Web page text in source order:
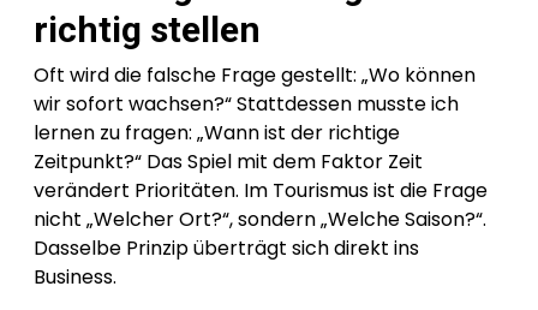
richtig stellen
Oft wird die falsche Frage gestellt: „Wo können
wir sofort wachsen?“ Stattdessen musste ich
lernen zu fragen: „Wann ist der richtige
Zeitpunkt?“ Das Spiel mit dem Faktor Zeit
verändert Prioritäten. Im Tourismus ist die Frage
nicht „Welcher Ort?“, sondern „Welche Saison?“.
Dasselbe Prinzip überträgt sich direkt ins
Business.